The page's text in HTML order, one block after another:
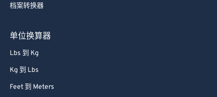
档案转换器
单位换算器
Lbs 到 Kg
Kg 到 Lbs
Feet 到 Meters